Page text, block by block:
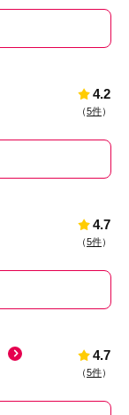
4.2
（5件）
4.7
（5件）
4.7
（5件）